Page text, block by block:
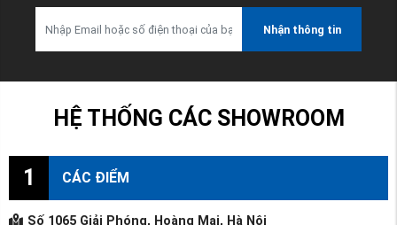
Nhận thông tin
HỆ THỐNG CÁC SHOWROOM
1 CÁC ĐIỂM
Số 1065 Giải Phóng, Hoàng Mai, Hà Nội